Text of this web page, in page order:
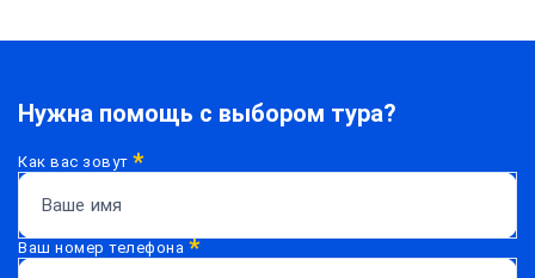
Нужна помощь с выбором тура?
Как вас зовут*
Ваш номер телефона *